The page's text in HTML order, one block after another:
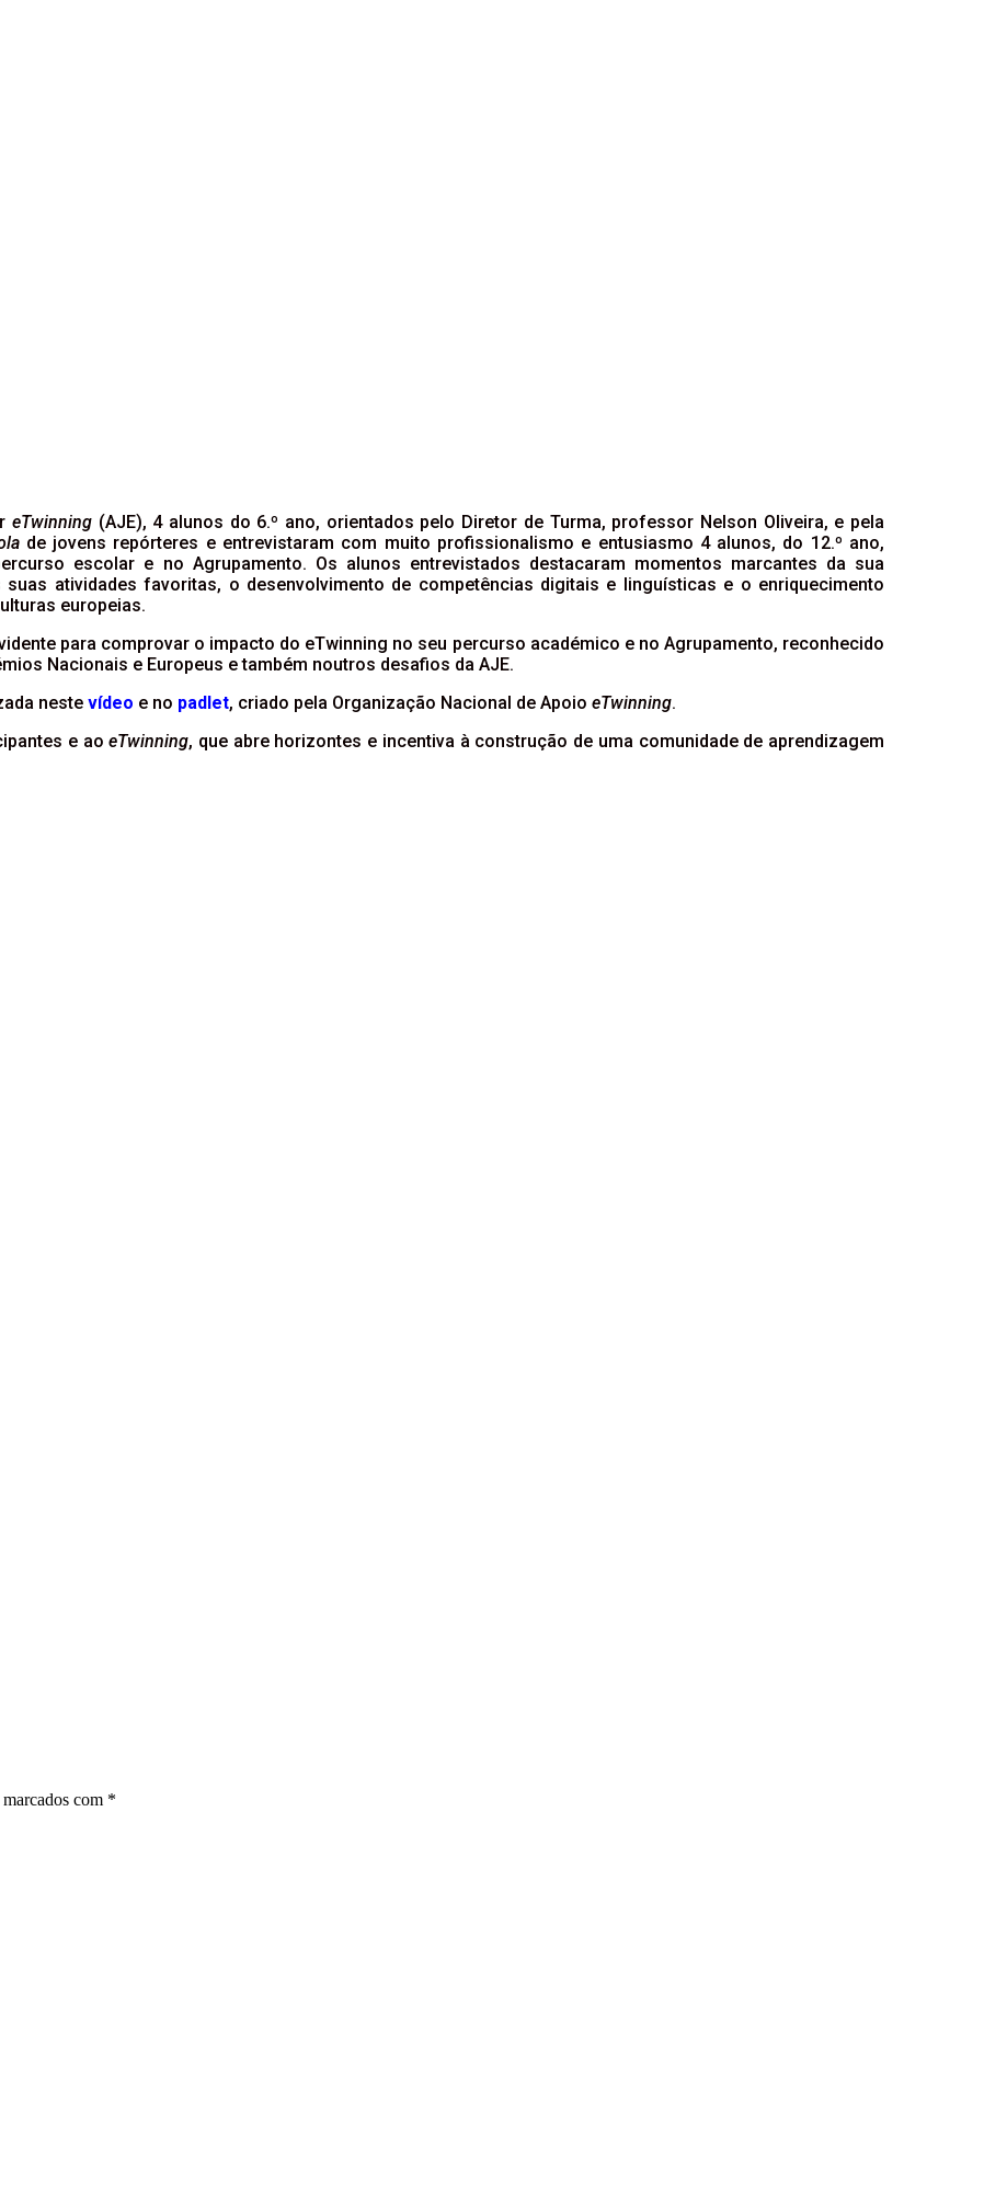
eTwinning (AJE), 4 alunos do 6.º ano, orientados pelo Diretor de Turma, professor Nelson Oliveira, e pela
de jovens repórteres e entrevistaram com muito profissionalismo e entusiasmo 4 alunos, do 12.º ano,
escolar e no Agrupamento. Os alunos entrevistados destacaram momentos marcantes da sua
atividades favoritas, o desenvolvimento de competências digitais e linguísticas e o enriquecimento
europeias.
para comprovar o impacto do eTwinning no seu percurso académico e no Agrupamento, reconhecido
Nacionais e Europeus e também noutros desafios da AJE.
neste vídeo e no padlet, criado pela Organização Nacional de Apoio eTwinning.
e aoeTwinning, que abre horizontes e incentiva à construção de uma comunidade de aprendizagem
com *